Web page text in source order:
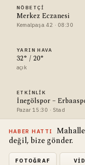
NÖBETÇI
Merkez Eczanesi
Kemalpaşa 42 · 08:30
YARIN HAVA
32° / 20°
açık
ETKINLIK
İnegölspor –
Pazar 15:30 · Stad
HABER HATTI
değil, bize gönder.
FOTOĞRAF